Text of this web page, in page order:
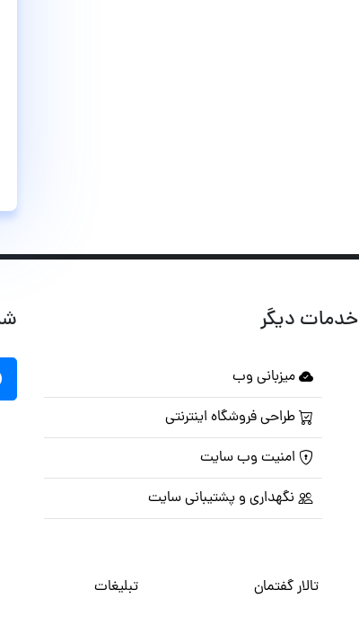
خدمات دیگر
میزبانی وب
طراحی فروشگاه اینترنتی
امنیت وب سایت
نگهداری و پشتیبانی سایت
تالار گفتمان تبلیغات